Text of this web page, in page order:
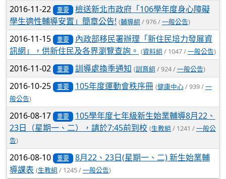
2016-11-22 重要
檢送新北市政府「106學年度身心障礙
學生適性輔導安置」簡章公告! (輔導組 / 976 /一般公告)
2016-11-15 重要
內政部移民署辦理「新住民培力發展資
訊網」，供新住民及各界瀏覽查詢。 (資料組 / 1047 /一般公告)
2016-11-02 重要 訓導處換季通知 (訓育組 / 924 /一般公告)
2016-10-25 重要 105年度運動會秩序冊 (健康中心/ 939 /一
般公告)
2016-08-17 重要
105學年度七年級新生始業輔導8月22、
23日（星期一、二），請於7:45前到校 (生教組 / 1241 /一般公
告)
2016-08-10 重要
8月22、23日(星期一、二) 新生始業輔
導課表 (生教組 / 1245 /一般公告)